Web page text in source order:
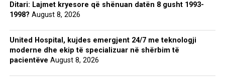
Ditari: Lajmet kryesore që shënuan datën 8 gusht 1993-
1998? August 8, 2026
United Hospital, kujdes emergjent 24/7 me teknologji
moderne dhe ekip të specializuar në shërbim të
pacientëve August 8, 2026